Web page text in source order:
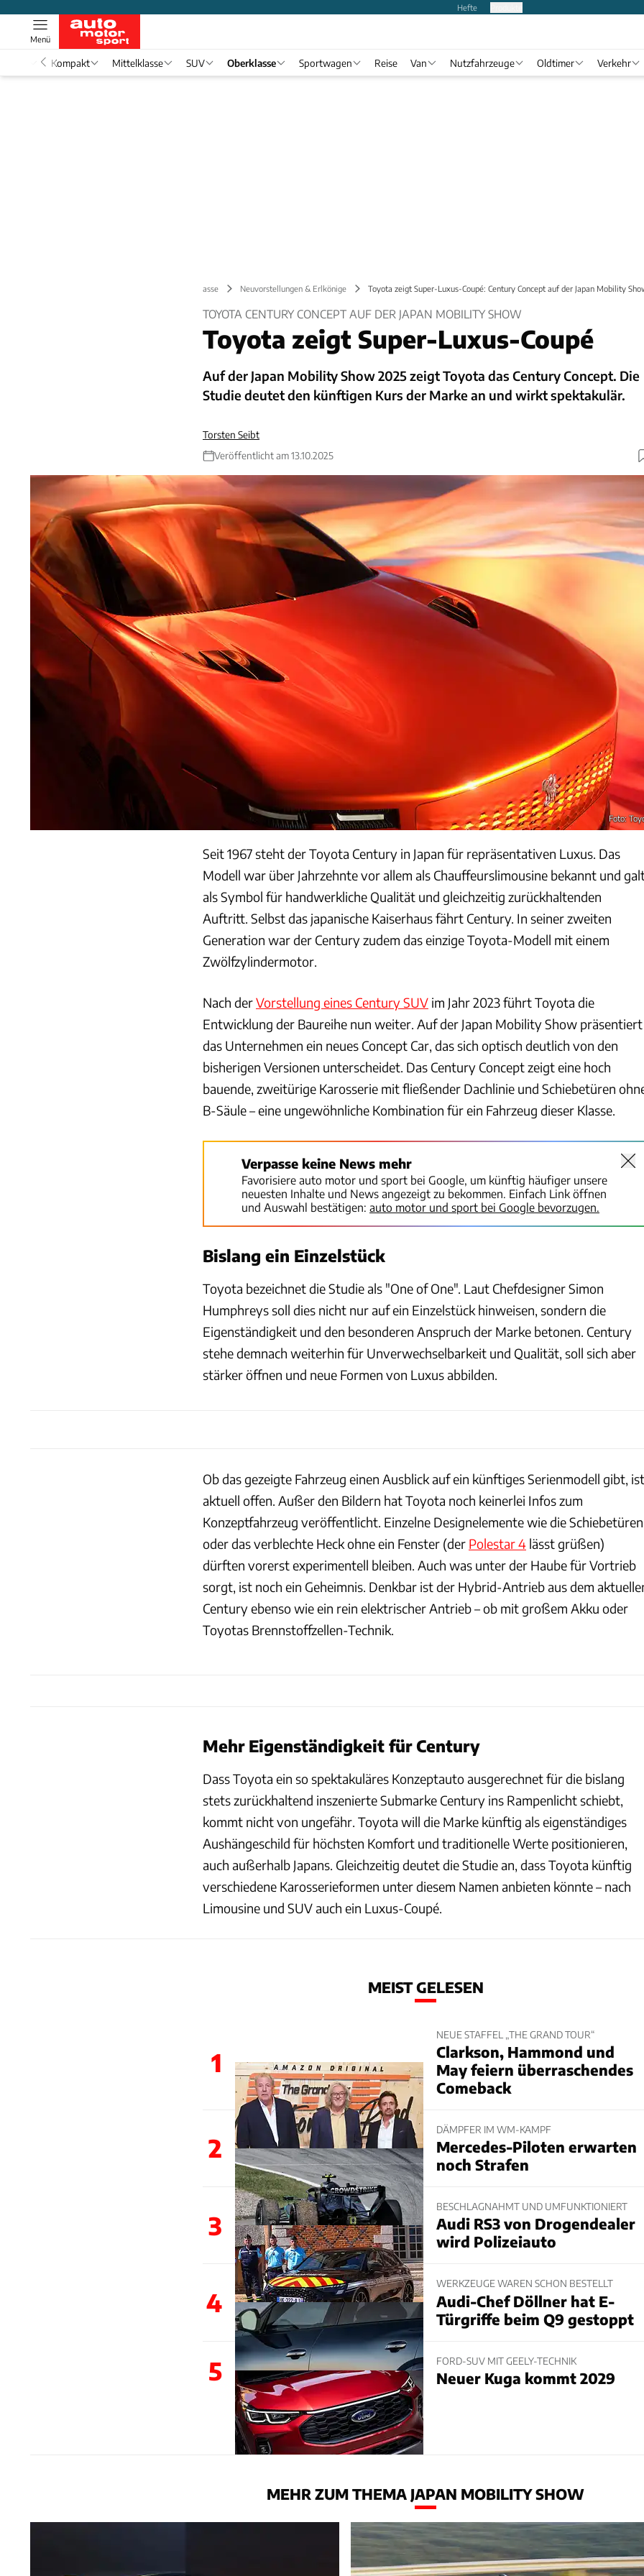
Hefte
Menü
Kompakt Mittelklasse SUV Oberklasse Sportwagen Reise Van Nutzfahrzeuge Oldtimer Verkehr
Oberklasse Neuvorstellungen & Erlkönige Toyota zeigt Super-Luxus-Coupé: Century Concept auf der Japan Mobility
TOYOTA CENTURY CONCEPT AUF DER JAPAN MOBILITY SHOW
Toyota zeigt Super-Luxus-Coupé
Auf der Japan Mobility Show 2025 zeigt Toyota das Century Concept. Die
Studie deutet den künftigen Kurs der Marke an und wirkt spektakulär.
Torsten Seibt
Veröffentlicht am 13.10.2025
Foto:
Seit 1967 steht der Toyota Century in Japan für repräsentativen Luxus. Das
Modell war über Jahrzehnte vor allem als Chauffeurslimousine bekannt und
als Symbol für handwerkliche Qualität und gleichzeitig zurückhaltenden
Auftritt. Selbst das japanische Kaiserhaus fährt Century. In seiner zweiten
Generation war der Century zudem das einzige Toyota-Modell mit einem
Zwölfzylindermotor.
Nach derVorstellung eines Century SUV im Jahr 2023 führt Toyota die
Entwicklung der Baureihe nun weiter. Auf der Japan Mobility Show präsentiert
das Unternehmen ein neues Concept Car, das sich optisch deutlich von den
bisherigen Versionen unterscheidet. Das Century Concept zeigt eine hoch
bauende, zweitürige Karosserie mit fließender Dachlinie und Schiebetüren
B-Säule – eine ungewöhnliche Kombination für ein Fahrzeug dieser Klasse.
Verpasse keine News mehr
Favorisiere auto motor und sport bei Google, um künftig häufiger unsere
neuesten Inhalte und News angezeigt zu bekommen. Einfach Link öffnen
und Auswahl bestätigen: auto motor und sport bei Google bevorzugen.
Bislang ein Einzelstück
Toyota bezeichnet die Studie als "One of One". Laut Chefdesigner Simon
Humphreys soll dies nicht nur auf ein Einzelstück hinweisen, sondern die
Eigenständigkeit und den besonderen Anspruch der Marke betonen. Century
stehe demnach weiterhin für Unverwechselbarkeit und Qualität, soll sich aber
stärker öffnen und neue Formen von Luxus abbilden.
Ob das gezeigte Fahrzeug einen Ausblick auf ein künftiges Serienmodell gibt, ist
aktuell offen. Außer den Bildern hat Toyota noch keinerlei Infos zum
Konzeptfahrzeug veröffentlicht. Einzelne Designelemente wie die Schiebetüren
oder das verblechte Heck ohne ein Fenster (der Polestar 4 lässt grüßen)
dürften vorerst experimentell bleiben. Auch was unter der Haube für Vortrieb
sorgt, ist noch ein Geheimnis. Denkbar ist der Hybrid-Antrieb aus dem
Century ebenso wie ein rein elektrischer Antrieb – ob mit großem Akku oder
Toyotas Brennstoffzellen-Technik.
Mehr Eigenständigkeit für Century
Dass Toyota ein so spektakuläres Konzeptauto ausgerechnet für die bislang
stets zurückhaltend inszenierte Submarke Century ins Rampenlicht schiebt,
kommt nicht von ungefähr. Toyota will die Marke künftig als eigenständiges
Aushängeschild für höchsten Komfort und traditionelle Werte positionieren,
auch außerhalb Japans. Gleichzeitig deutet die Studie an, dass Toyota künftig
verschiedene Karosserieformen unter diesem Namen anbieten könnte – nach
Limousine und SUV auch ein Luxus-Coupé.
MEIST GELESEN
1
NEUE STAFFEL „THE GRAND TOUR“
Clarkson, Hammond und
May feiern überraschendes
Comeback
2
DÄMPFER IM WM-KAMPF
Mercedes-Piloten erwarten
noch Strafen
3
BESCHLAGNAHMT UND UMFUNKTIONIERT
Audi RS3 von Drogendealer
wird Polizeiauto
4
WERKZEUGE WAREN SCHON BESTELLT
Audi-Chef Döllner hat E-
Türgriffe beim Q9 gestoppt
5 FORD-SUV MIT GEELY-TECHNIK
Neuer Kuga kommt 2029
MEHR ZUM THEMA JAPAN MOBILITY SHOW